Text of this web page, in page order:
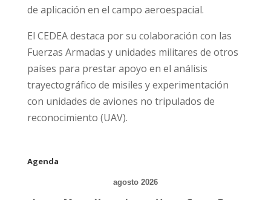
de aplicación en el campo aeroespacial.
El CEDEA destaca por su colaboración con las
Fuerzas Armadas y unidades militares de otros
países para prestar apoyo en el análisis
trayectográfico de misiles y experimentación
con unidades de aviones no tripulados de
reconocimiento (UAV).
Agenda
agosto 2026